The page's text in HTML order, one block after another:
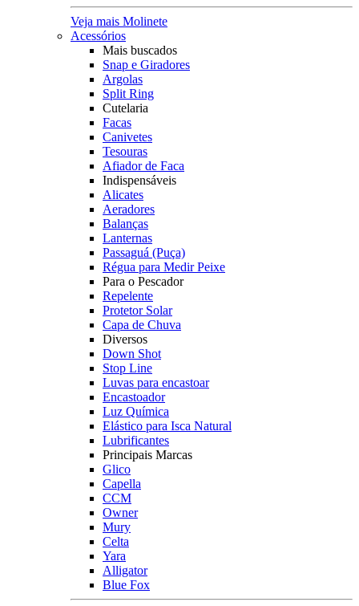
Veja mais Molinete
Acessórios
Mais buscados
Snap e Giradores
Argolas
Split Ring
Cutelaria
Facas
Canivetes
Tesouras
Afiador de Faca
Indispensáveis
Alicates
Aeradores
Balanças
Lanternas
Passaguá (Puça)
Régua para Medir Peixe
Para o Pescador
Repelente
Protetor Solar
Capa de Chuva
Diversos
Down Shot
Stop Line
Luvas para encastoar
Encastoador
Luz Química
Elástico para Isca Natural
Lubrificantes
Principais Marcas
Glico
Capella
CCM
Owner
Mury
Celta
Yara
Alligator
Blue Fox